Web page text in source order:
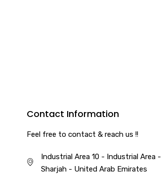
Contact Information
Feel free to contact & reach us !!
Industrial Area 10 - Industrial Area -
Sharjah - United Arab Emirates